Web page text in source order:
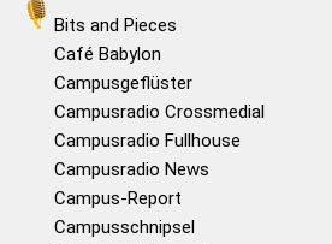
Bits and Pieces
Café Babylon
Campusgeflüster
Campusradio Crossmedial
Campusradio Fullhouse
Campusradio News
Campus-Report
Campusschnipsel